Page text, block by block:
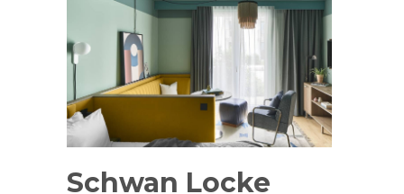
Schwan Locke